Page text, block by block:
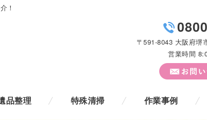
！
〒591-8043 大阪府堺
営業時間
品整理 特殊清掃 作業事例